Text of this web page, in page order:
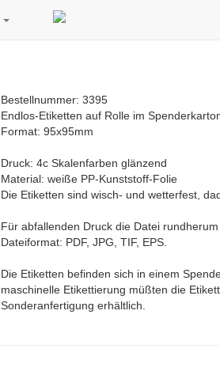
Bestellnummer: 3395
Endlos-Etiketten auf Rolle im
Format: 95x95mm
Druck: 4c Skalenfarben glänzend
Material: weiße PP-Kunststoff-Folie
Die Etiketten sind wisch- und wetterfest,
Für abfallenden Druck die Datei
Dateiformat: PDF, JPG, TIF, EPS.
Die Etiketten befinden sich in einem
maschinelle Etikettierung müßten die
Sonderanfertigung erhältlich.